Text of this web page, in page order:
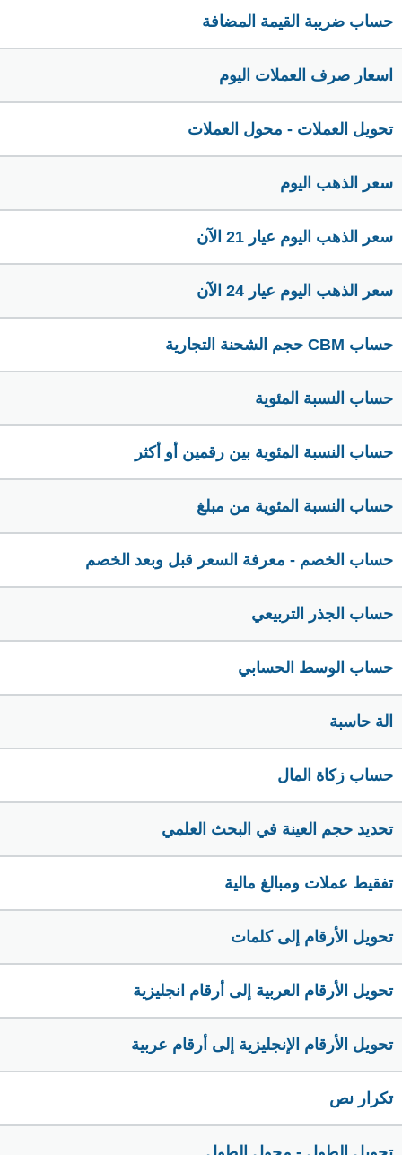
حساب ضريبة القيمة المضافة
اسعار صرف العملات اليوم
تحويل العملات - محول العملات
سعر الذهب اليوم
سعر الذهب اليوم عيار 21 الآن
سعر الذهب اليوم عيار 24 الآن
حساب CBM حجم الشحنة التجارية
حساب النسبة المئوية
حساب النسبة المئوية بين رقمين أو أكثر
حساب النسبة المئوية من مبلغ
حساب الخصم - معرفة السعر قبل وبعد الخصم
حساب الجذر التربيعي
حساب الوسط الحسابي
الة حاسبة
حساب زكاة المال
تحديد حجم العينة في البحث العلمي
تفقيط عملات ومبالغ مالية
تحويل الأرقام إلى كلمات
تحويل الأرقام العربية إلى أرقام انجليزية
تحويل الأرقام الإنجليزية إلى أرقام عربية
تكرار نص